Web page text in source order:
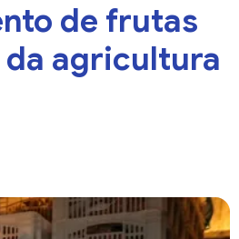
de frutas
agricultura